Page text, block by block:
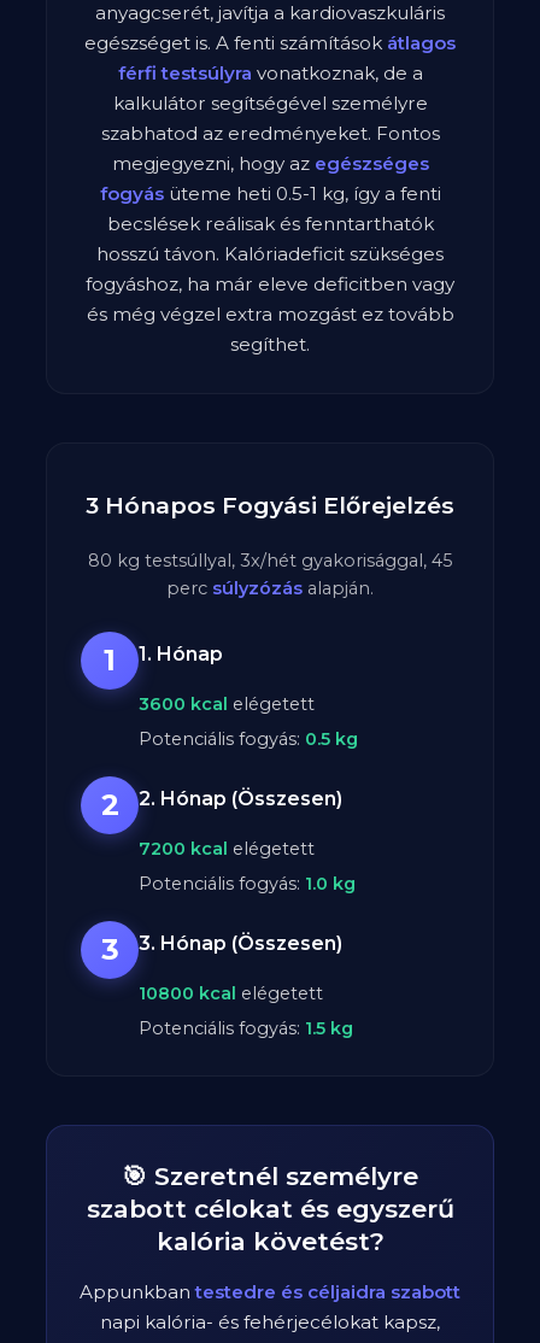
anyagcserét, javítja a kardiovaszkuláris
egészséget is. A fenti számítások átlagos
férfi testsúlyra vonatkoznak, de a
kalkulátor segítségével személyre
szabhatod az eredményeket. Fontos
megjegyezni, hogy az egészséges
fogyásüteme heti 0.5-1 kg, így a fenti
becslések reálisak és fenntarthatók
hosszú távon. Kalóriadeficit szükséges
fogyáshoz, ha már eleve deficitben vagy
és még végzel extra mozgást ez tovább
segíthet.
3 Hónapos Fogyási Előrejelzés
80 kg testsúllyal, 3x/hét gyakorisággal, 45
perc súlyzózás alapján.
1 1. Hónap
3600 kcal elégetett
Potenciális fogyás: 0.5 kg
2 2. Hónap (Összesen)
7200 kcal elégetett
Potenciális fogyás: 1.0 kg
3 3. Hónap (Összesen)
10800 kcal elégetett
Potenciális fogyás: 1.5 kg
🎯 Szeretnél személyre
szabott célokat és egyszerű
kalória követést?
Appunkbantestedre és céljaidra szabott
napi kalória- és fehérjecélokat kapsz,